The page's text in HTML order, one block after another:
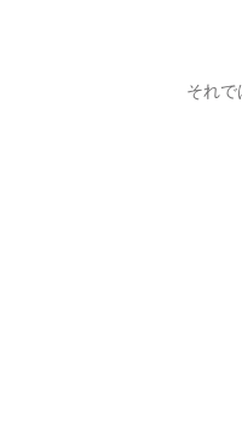
それ